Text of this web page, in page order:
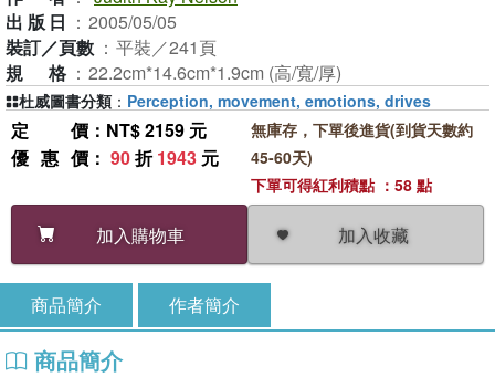
出版日 ： 2005/05/05
裝訂／頁數 ： 平裝／241頁
規格 ： 22.2cm*14.6cm*1.9cm (高/寬/厚)
定價 ：NT$ 2159 元
優惠價 ： 90折1943 元
加入購物車 加入收藏
無庫存，下單後進貨(到貨天數約
45-60天)
下單可得紅利積點 ：58 點
杜威圖書分類 ： Perception, movement, emotions, drives
商品簡介 作者簡介
商品簡介